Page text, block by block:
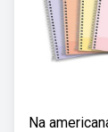
Na